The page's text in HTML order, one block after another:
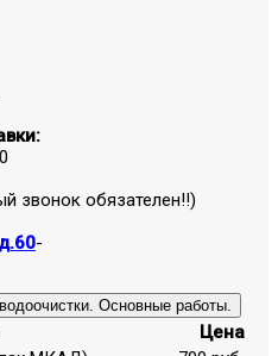
звонок обязателен!!)
-
Основные работы.
Цена